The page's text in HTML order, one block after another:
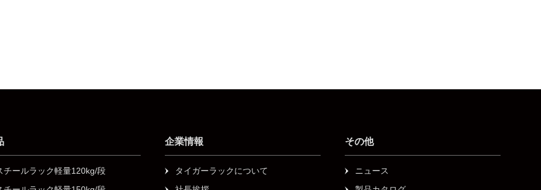
チールラック軽量120kg/段
企業情報
タイガーラックについて
その他
ニュース